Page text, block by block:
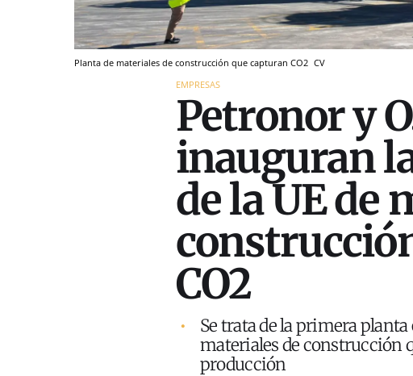
Planta de materiales de construcción que capturan CO2 CV
EMPRESAS
Petronor y
inauguran
de la UE de
CO2
Se trata de la primera
materiales de construcción
producción